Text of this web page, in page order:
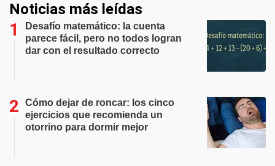
Noticias más leídas
Desafío matemático: la cuenta
parece fácil, pero no todos logran
dar con el resultado correcto
Cómo dejar de roncar: los cinco
ejercicios que recomienda un
otorrino para dormir mejor